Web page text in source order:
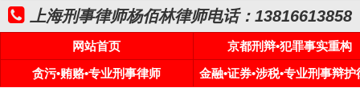
上海刑事律师杨佰林律师电话：13816613858
网站首页
京都刑辩•犯罪事实重构
贪污•贿赂•专业刑事律师
金融•证券•涉税•专业刑事辩护